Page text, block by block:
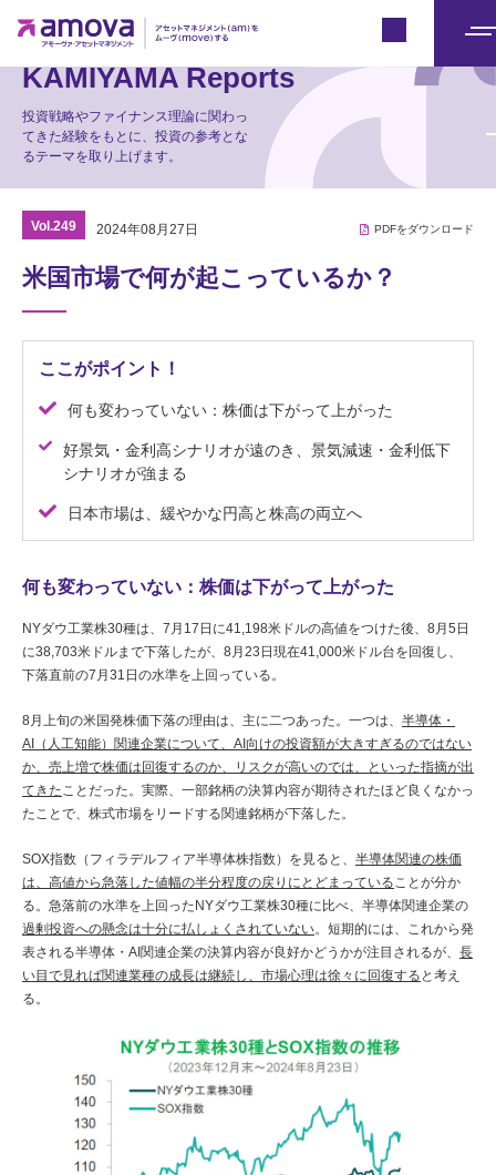
ニ
KAMIYAMA Reports
投資戦略やファイナンス理論に関わっ
てきた経験をもとに、投資の参考とな
るテーマを取り上げます。
Vol.249 2024年08月27日 PDFをダウンロード
米国市場で何が起こっているか？
ここがポイント！
何も変わっていない：株価は下がって上がった
好景気・金利高シナリオが遠のき、景気減速・金利低下
シナリオが強まる
日本市場は、緩やかな円高と株高の両立へ
何も変わっていない：株価は下がって上がった
NYダウ工業株30種は、7月17日に41,198米ドルの高値をつけた後、8月5日
に38,703米ドルまで下落したが、8月23日現在41,000米ドル台を回復し、
下落直前の7月31日の水準を上回っている。
8月上旬の米国発株価下落の理由は、主に二つあった。一つは、 半導体・
AI（人工知能）関連企業について、AI向けの投資額が大きすぎるのではない
か、売上増で株価は回復するのか、リスクが高いのでは、といった指摘が出
てきたことだった。実際、一部銘柄の決算内容が期待されたほど良くなかっ
たことで、株式市場をリードする関連銘柄が下落した。
SOX指数（フィラデルフィア半導体株指数）を見ると、 半導体関連の株価
は、高値から急落した値幅の半分程度の戻りにとどまっていることが分か
る。急落前の水準を上回ったNYダウ工業株30種に比べ、半導体関連企業の
過剰投資への懸念は十分に払しょくされていない。短期的には、これから発
表される半導体・AI関連企業の決算内容が良好かどうかが注目されるが、 長
い目で見れば関連業種の成長は継続し、市場心理は徐々に回復する と考え
る。